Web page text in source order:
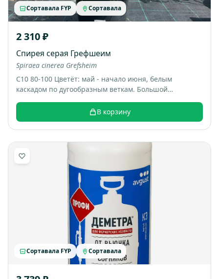
Сортавала FYP Сортавала
2 310 ₽
Спирея серая Грефшеим
Spiraea cinerea Grefsheim
С10 80-100 Цветёт: май - начало июня, белым
каскадом по дугообразным веткам. Большой
цветами, выглядит как “белый фонтан”. Итоговый
размер: примерно 1,5-2 м высотой и шириной.
В корзину
Сортавала FYP Сортавала